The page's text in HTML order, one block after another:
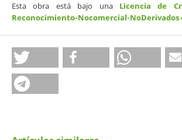
Esta obra está bajo una Licencia de
Reconocimiento-Nocomercial-